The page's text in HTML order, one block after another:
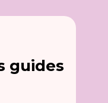
guides